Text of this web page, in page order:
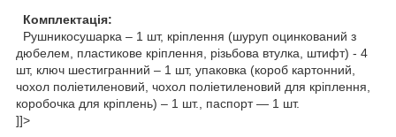
Комплектація:
Рушникосушарка – 1 шт, кріплення (шуруп оцинкований з
дюбелем, пластикове кріплення, різьбова втулка, штифт) - 4
шт, ключ шестигранний – 1 шт, упаковка (короб картонний,
чохол поліетиленовий, чохол поліетиленовий для кріплення,
коробочка для кріплень) – 1 шт., паспорт — 1 шт.
]]>